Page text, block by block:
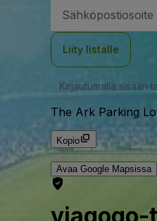
Liity listalle
Kirjautumalla sisään
The Ark Parking
Kopio
Avaa Google Mapsissa
viagogo-